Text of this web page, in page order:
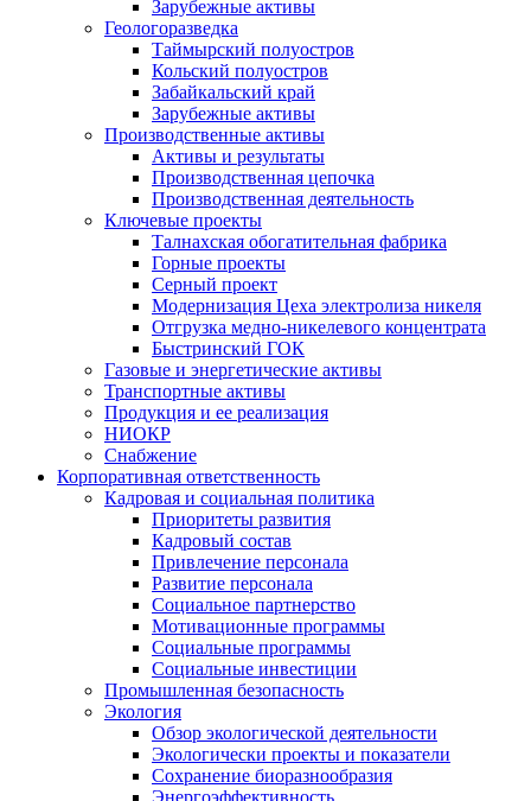
Зарубежные активы
Геологоразведка
Таймырский полуостров
Кольский полуостров
Забайкальский край
Зарубежные активы
Производственные активы
Активы и результаты
Производственная цепочка
Производственная деятельность
Ключевые проекты
Талнахская обогатительная фабрика
Горные проекты
Серный проект
Модернизация Цеха электролиза никеля
Отгрузка медно-никелевого концентрата
Быстринский ГОК
Газовые и энергетические активы
Транспортные активы
Продукция и ее реализация
НИОКР
Снабжение
Корпоративная ответственность
Кадровая и социальная политика
Приоритеты развития
Кадровый состав
Привлечение персонала
Развитие персонала
Социальное партнерство
Мотивационные программы
Социальные программы
Социальные инвестиции
Промышленная безопасность
Экология
Обзор экологической деятельности
Экологически проекты и показатели
Сохранение биоразнообразия
Энергоэффективность